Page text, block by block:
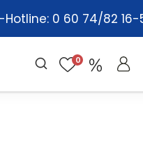
0 60 74/82 16-
0